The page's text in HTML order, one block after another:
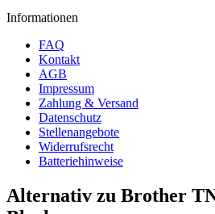
Informationen
FAQ
Kontakt
AGB
Impressum
Zahlung & Versand
Datenschutz
Stellenangebote
Widerrufsrecht
Batteriehinweise
Alternativ zu Brother